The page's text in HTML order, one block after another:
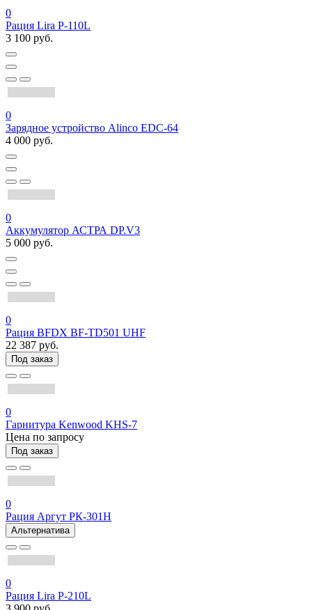
0
Рация Lira P-110L
3 100 руб.
0
Зарядное устройство Alinco EDC-64
4 000 руб.
0
Аккумулятор АСТРА DP.V3
5 000 руб.
0
Рация BFDX BF-TD501 UHF
22 387 руб.
Под заказ
0
Гарнитура Kenwood KHS-7
Цена по запросу
Под заказ
0
Рация Аргут РК-301Н
Альтернатива
0
Рация Lira P-210L